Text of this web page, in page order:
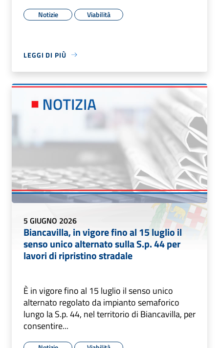
Notizie Viabilità
LEGGI DI PIÙ
5 GIUGNO 2026
Biancavilla, in vigore fino al 15 luglio il
senso unico alternato sulla S.p. 44 per
lavori di ripristino stradale
È in vigore fino al 15 luglio il senso unico
alternato regolato da impianto semaforico
lungo la S.p. 44, nel territorio di Biancavilla, per
consentire...